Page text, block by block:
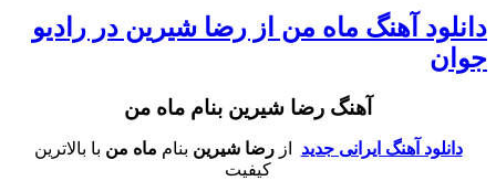
دانلود آهنگ ماه من از رضا شیرین در رادیو
جوان
آهنگ رضا شیرین بنام ماه من
دانلود آهنگ ایرانی جدید ازرضا شیرین بنام ماه من با بالاترین
کیفیت